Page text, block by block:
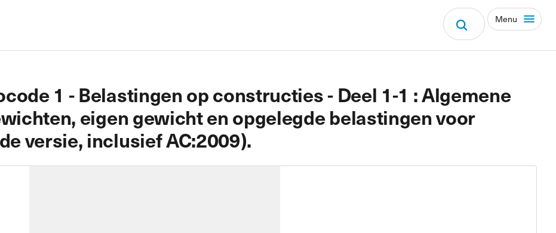
Menu
1 - Belastingen op constructies - Deel 1-1 : Algemene
eigen gewicht en opgelegde belastingen voor
versie, inclusief AC:2009).